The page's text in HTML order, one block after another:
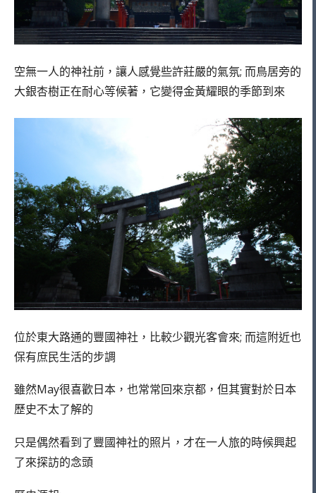
空無一人的神社前，讓人感覺些許莊嚴的氣氛; 而鳥居旁的
大銀杏樹正在耐心等候著，它變得金黃耀眼的季節到來
位於東大路通的豐國神社，比較少觀光客會來; 而這附近也
保有庶民生活的步調
雖然May很喜歡日本，也常常回來京都，但其實對於日本
歷史不太了解的
只是偶然看到了豐國神社的照片，才在一人旅的時候興起
了來探訪的念頭